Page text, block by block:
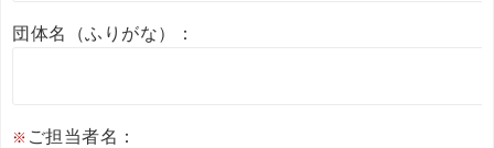
団体名（ふりがな）：
※ ご担当者名：